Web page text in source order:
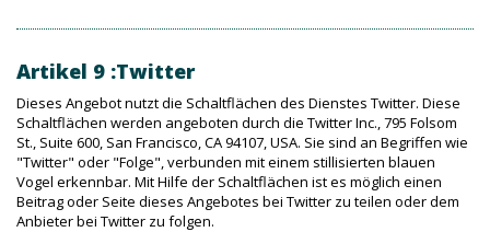
Artikel 9 :Twitter
Dieses Angebot nutzt die Schaltflächen des Dienstes Twitter. Diese
Schaltflächen werden angeboten durch die Twitter Inc., 795 Folsom
St., Suite 600, San Francisco, CA 94107, USA. Sie sind an Begriffen wie
"Twitter" oder "Folge", verbunden mit einem stillisierten blauen
Vogel erkennbar. Mit Hilfe der Schaltflächen ist es möglich einen
Beitrag oder Seite dieses Angebotes bei Twitter zu teilen oder dem
Anbieter bei Twitter zu folgen.